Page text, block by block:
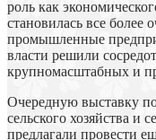
роль как
становилась все более
промышленные
власти решили
крупномасштабных и
Очередную выставку
сельского хозяйства и
предлагали провести